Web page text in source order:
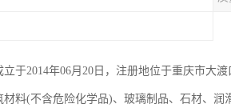
于2014年06月20日，注册地位于重庆市大
材料(不含危险化学品)、玻璃制品、石材、